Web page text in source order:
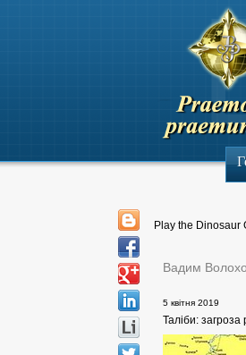
Play the Dinosaur
Вадим
5 квітня 2019
Таліби: загроза